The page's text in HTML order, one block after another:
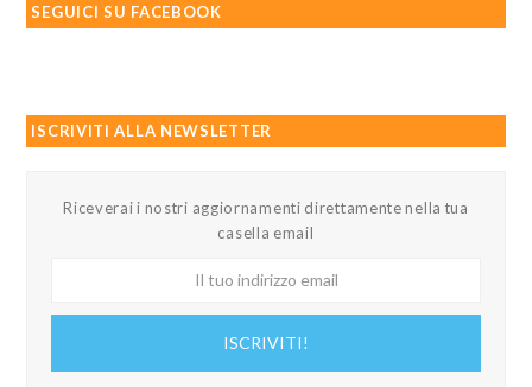
SEGUICI SU FACEBOOK
ISCRIVITI ALLA NEWSLETTER
Riceverai i nostri aggiornamenti direttamente nella tua
casella email
ISCRIVITI!